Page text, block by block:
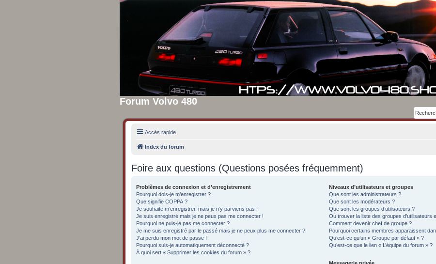
Forum Volvo 480
Accès rapide
Index du forum
Foire aux questions (Questions posées fréquemment)
Problèmes de connexion et d’enregistrement
Pourquoi dois-je m’enregistrer ?
Que signifie COPPA ?
Je souhaite m’enregistrer, mais je n’y parviens pas !
Je suis enregistré mais je ne peux pas me connecter !
Pourquoi ne puis-je pas me connecter ?
Je me suis enregistré par le passé mais je ne peux plus me connecter ?!
J’ai perdu mon mot de passe !
Pourquoi suis-je automatiquement déconnecté ?
À quoi sert « Supprimer les cookies du forum » ?
Niveaux d’utilisateurs et groupes
Que sont les administrateurs ?
Que sont les modérateurs ?
Que sont les groupes d’utilisateurs ?
Où trouver la liste des groupes d’utilisateurs
Comment devenir chef de groupe ?
Pourquoi certains membres apparaissent
Qu’est-ce qu’un « Groupe par défaut » ?
Qu’est-ce que le lien « L’équipe du forum » ?